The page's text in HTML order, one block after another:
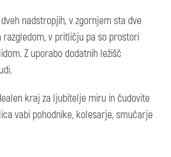
nadstropjih, v zgornjem sta dve
razgledom, v pritličju pa so prostori
Z uporabo dodatnih ležišč
kraj za ljubitelje miru in čudovite
vabi pohodnike, kolesarje, smučarje